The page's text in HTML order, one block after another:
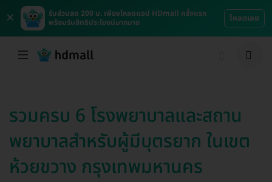
×
รับส่วนลด 200 บ. เพียงโหลดแอป HDmall ครั้งแรก
พร้อมรับสิทธิประโยชน์มากมาย
โหลดเลย
รวมครบ 6 โรงพยาบาลและสถาน
พยาบาลสำหรับผู้มีบุตรยาก ในเขต
ห้วยขวาง กรุงเทพมหานคร